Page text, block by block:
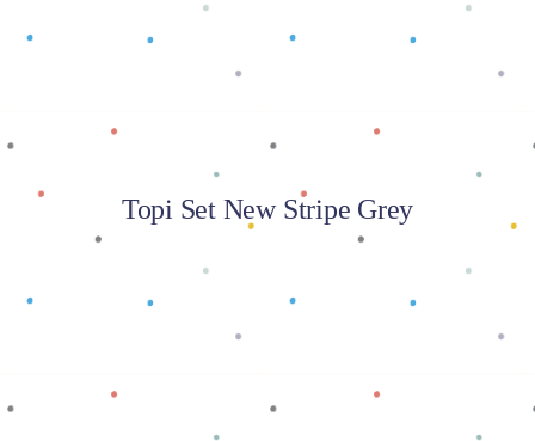
Topi Set New Stripe Grey
Baca selengkapnya